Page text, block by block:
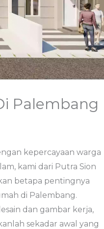
Palembang
kepercayaan warga
kami dari Putra Sion
betapa pentingnya
di Palembang.
dan gambar kerja,
sekadar awal yang